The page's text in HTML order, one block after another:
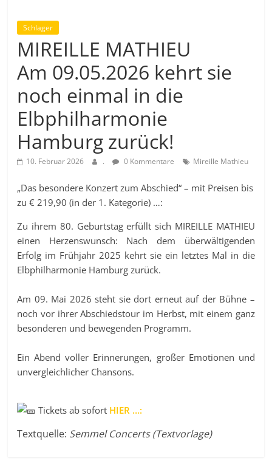
Schlager
MIREILLE MATHIEU
Am 09.05.2026 kehrt sie
noch einmal in die
Elbphilharmonie
Hamburg zurück!
10. Februar 2026 . 0 Kommentare Mireille Mathieu
„Das besondere Konzert zum Abschied“ – mit Preisen bis
zu € 219,90 (in der 1. Kategorie) …:
Zu ihrem 80. Geburtstag erfüllt sich MIREILLE MATHIEU
einen Herzenswunsch: Nach dem überwältigenden
Erfolg im Frühjahr 2025 kehrt sie ein letztes Mal in die
Elbphilharmonie Hamburg zurück.
Am 09. Mai 2026 steht sie dort erneut auf der Bühne –
noch vor ihrer Abschiedstour im Herbst, mit einem ganz
besonderen und bewegenden Programm.
Ein Abend voller Erinnerungen, großer Emotionen und
unvergleichlicher Chansons.
Tickets ab sofort HIER …:
Textquelle: Semmel Concerts (Textvorlage)